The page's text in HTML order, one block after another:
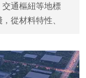
通樞紐等地標
從材料特性、